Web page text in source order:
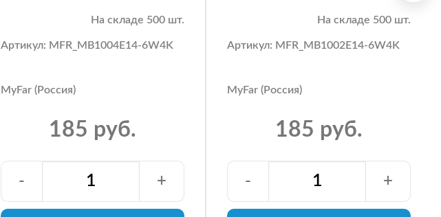
На складе 500 шт.
Артикул: MFR_MB1004E14-6W4K
MyFar (Россия)
185 руб.
- +
На складе 500 шт.
Артикул: MFR_MB1002E14-6W4K
MyFar (Россия)
185 руб.
- +